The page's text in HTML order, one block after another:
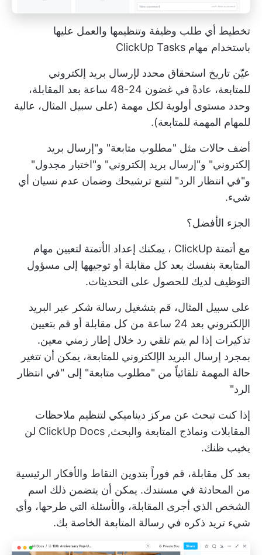
تخطيط أي طلب وظيفة وتنظيمها والعمل عليها
باستخدام مهام ClickUp Tasks
عيّن تاريخ استحقاق محدد لإرسال بريد إلكتروني
للمتابعة، عادةً في غضون 24-48 ساعة بعد المقابلة،
وحدد مستوى أولوية لكل مهمة (على سبيل المثال، عالية
للمهام المهمة للمتابعة).
أضف حالات مثل "مطلوب متابعة" و"إرسال بريد
إلكتروني" و"إرسال بريد إلكتروني" و"اختبار مجدول"
و"في انتظار الرد" لتتبع ترشيحك وضمان عدم نسيان أي
شيء.
الجزء الأفضل؟
مع أتمتة ClickUp
، يمكنك إعداد الأتمتة لتعيين مهام
المتابعة بنفسك بعد كل مقابلة أو توجيهها إلى مسؤول
التوظيف لديك للحصول على التحديثات.
على سبيل المثال، قم بتشغيل رسالة شكر عبر البريد
الإلكتروني بعد 24 ساعة من كل مقابلة أو قم بتعيين
تذكيرات إذا لم يتم تلقي رد خلال إطار زمني معين.
بمجرد إرسال البريد الإلكتروني للمتابعة، يمكن أن تتغير
حالة المهمة تلقائياً من "مطلوب متابعة" إلى "في انتظار
الرد"
إذا كنت تبحث عن مركز ديناميكي لتنظيم ملاحظات
المقابلات ونماذج المتابعة والبحث, ClickUp Docs لن
يخيب ظنك.
بعد كل مقابلة، قم فوراً بتدوين النقاط والأفكار الرئيسية
من المحادثة في مستندك. يمكن أن يتضمن ذلك اسم
الشخص الذي أجرى المقابلة، والأسئلة التي طرحها، وأي
شيء تريد ذكره في رسالة المتابعة الخاصة بك.